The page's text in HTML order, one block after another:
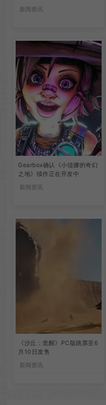
新闻资讯
Gearbox确认《小缇娜的奇幻
之地》续作正在开发中
新闻资讯
《沙丘：觉醒》PC版跳票至6
月10日发售
新闻资讯